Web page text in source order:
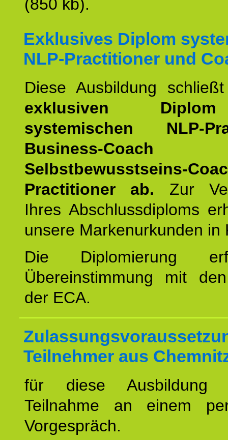
(850 kb).
Exklusives Diplom
NLP-Practitioner und
Diese Ausbildung
exklusiven
systemischen NLP-
Business-Coach
Selbstbewusstseins-
Practitioner ab. Zur
Ihres Abschlussdiploms
unsere Markenurkunden in
Die Diplomierung
Übereinstimmung mit
der ECA.
Teilnehmer aus
für diese
Teilnahme an einem
Vorgespräch.